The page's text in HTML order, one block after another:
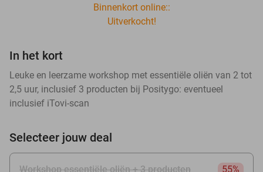
Binnenkort online::
Uitverkocht!
In het kort
Leuke en leerzame workshop met essentiële oliën van 2 tot
2,5 uur, inclusief 3 producten bij Positygo: eventueel
inclusief iTovi-scan
Selecteer jouw deal
Workshop essentiële oliën + 3 producten
55%